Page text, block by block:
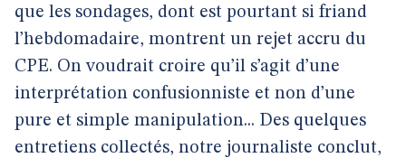
que les sondages, dont est pourtant si friand
l’hebdomadaire, montrent un rejet accru du
CPE. On voudrait croire qu’il s’agit d’une
interprétation confusionniste et non d’une
pure et simple manipulation... Des quelques
entretiens collectés, notre journaliste conclut,